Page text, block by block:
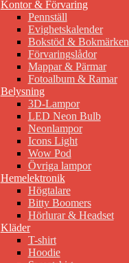
Kontor & Förvaring
Pennställ
Evighetskalender
Bokstöd & Bokmärken
Förvaringslådor
Mappar & Pärmar
Fotoalbum & Ramar
Belysning
3D-Lampor
LED Neon Bulb
Neonlampor
Icons Light
Wow Pod
Övriga lampor
Hemelektronik
Högtalare
Bitty Boomers
Hörlurar & Headset
Kläder
T-shirt
Hoodie